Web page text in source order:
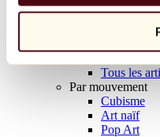
Tous les
Tous les
Tous les
Par mouvement
Cubisme
Art naïf
Pop Art